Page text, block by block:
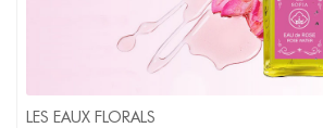
LES EAUX FLORALS